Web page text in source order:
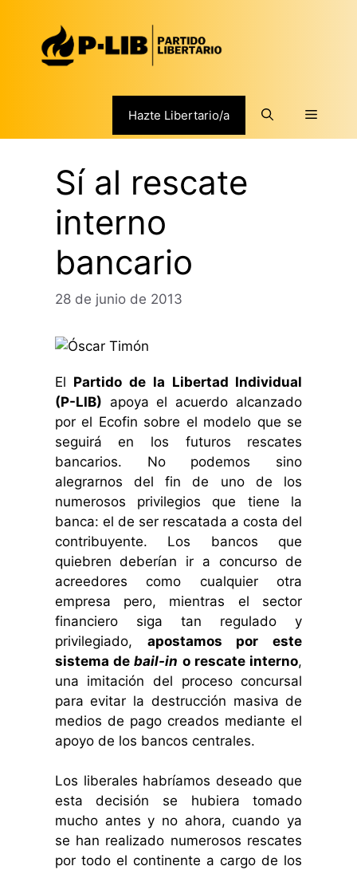
contenido
Hazte Libertario/a Menú
Sí al rescate
interno
bancario
28 de junio de 2013
El Partido de la Libertad Individual
(P-LIB) apoya el acuerdo alcanzado
por el Ecofin sobre el modelo que se
seguirá en los futuros rescates
bancarios. No podemos sino
alegrarnos del fin de uno de los
numerosos privilegios que tiene la
banca: el de ser rescatada a costa del
contribuyente. Los bancos que
quiebren deberían ir a concurso de
acreedores como cualquier otra
empresa pero, mientras el sector
financiero siga tan regulado y
privilegiado, apostamos por este
sistema debail-in o rescate interno,
una imitación del proceso concursal
para evitar la destrucción masiva de
medios de pago creados mediante el
apoyo de los bancos centrales.
Los liberales habríamos deseado que
esta decisión se hubiera tomado
mucho antes y no ahora, cuando ya
se han realizado numerosos rescates
por todo el continente a cargo de los